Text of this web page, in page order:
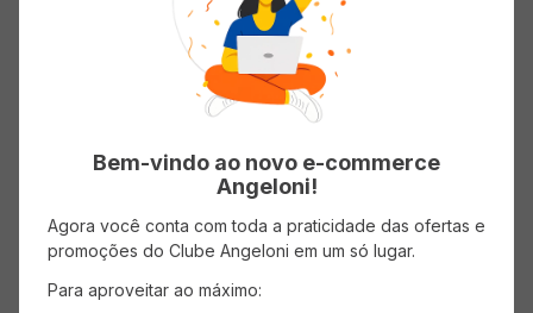
de churros com Recheio de
Nutella Congelado 400g
Bem-vindo ao novo e-commerce
Angeloni!
Agora você conta com toda a praticidade das ofertas e
promoções do Clube Angeloni em um só lugar.
Para aproveitar ao máximo: